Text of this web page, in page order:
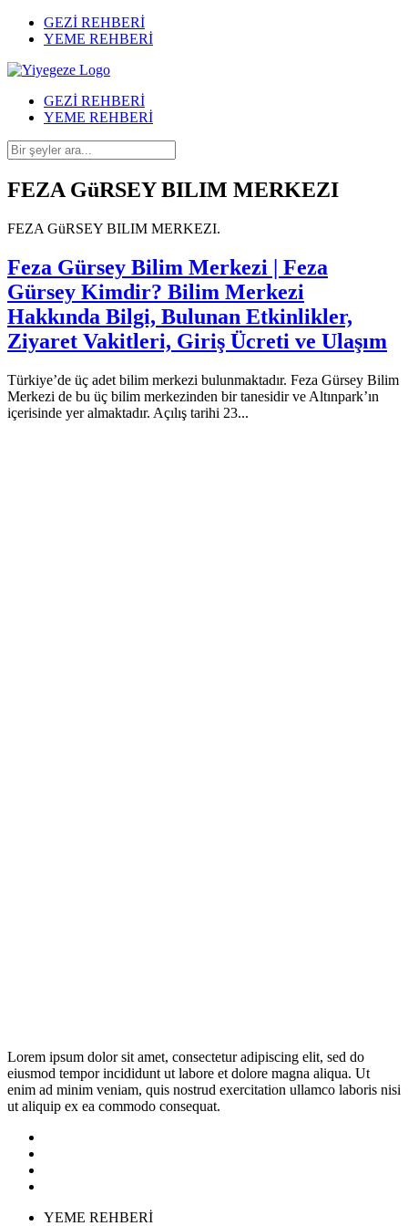
GEZİ REHBERİ
YEME REHBERİ
GEZİ REHBERİ
YEME REHBERİ
FEZA GüRSEY BILIM MERKEZI
FEZA GüRSEY BILIM MERKEZI.
Feza Gürsey Bilim Merkezi | Feza
Gürsey Kimdir? Bilim Merkezi
Hakkında Bilgi, Bulunan Etkinlikler,
Ziyaret Vakitleri, Giriş Ücreti ve Ulaşım
Türkiye’de üç adet bilim merkezi bulunmaktadır. Feza Gürsey Bilim
Merkezi de bu üç bilim merkezinden bir tanesidir ve Altınpark’ın
içerisinde yer almaktadır. Açılış tarihi 23...
Lorem ipsum dolor sit amet, consectetur adipiscing elit, sed do
eiusmod tempor incididunt ut labore et dolore magna aliqua. Ut
enim ad minim veniam, quis nostrud exercitation ullamco laboris nisi
ut aliquip ex ea commodo consequat.
YEME REHBERİ